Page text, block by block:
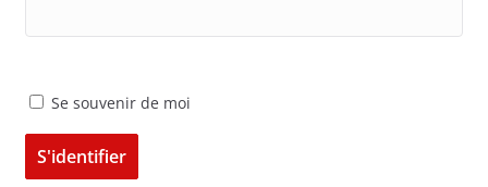
Se souvenir de moi